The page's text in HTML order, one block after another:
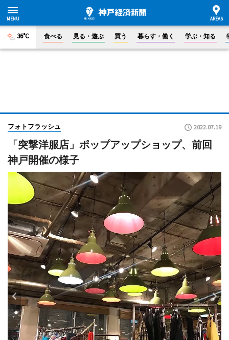
36°C 食べる 見る・遊ぶ 買う 暮らす・働く 学ぶ・知る
フォトフラッシュ 2022.07.19
「突撃洋服店」ポップアップショップ、前回
神戸開催の様子